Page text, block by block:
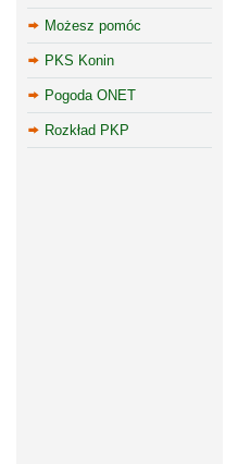
Możesz pomóc
PKS Konin
Pogoda ONET
Rozkład PKP